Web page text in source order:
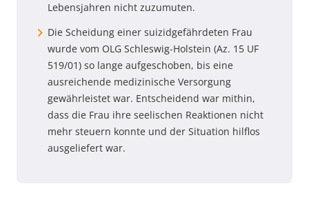
Lebensjahren nicht zuzumuten.
Die Scheidung einer suizidgefährdeten Frau
wurde vom OLG Schleswig-Holstein (Az. 15 UF
519/01) so lange aufgeschoben, bis eine
ausreichende medizinische Versorgung
gewährleistet war. Entscheidend war mithin,
dass die Frau ihre seelischen Reaktionen nicht
mehr steuern konnte und der Situation hilflos
ausgeliefert war.